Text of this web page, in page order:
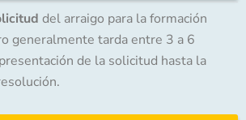
del arraigo para la formación
generalmente tarda entre 3 a 6
de la solicitud hasta la